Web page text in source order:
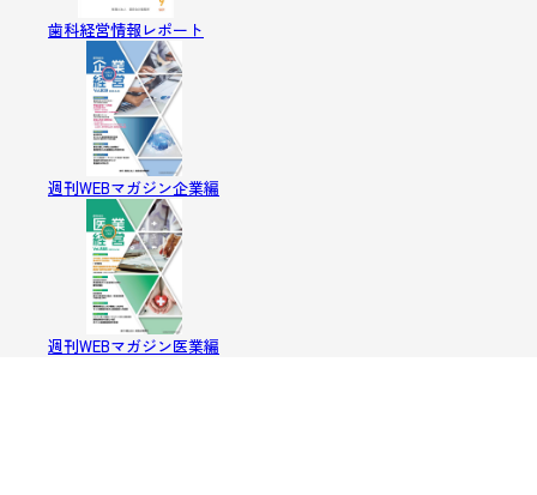
歯科経営情報レポート
週刊WEBマガジン企業編
週刊WEBマガジン医業編